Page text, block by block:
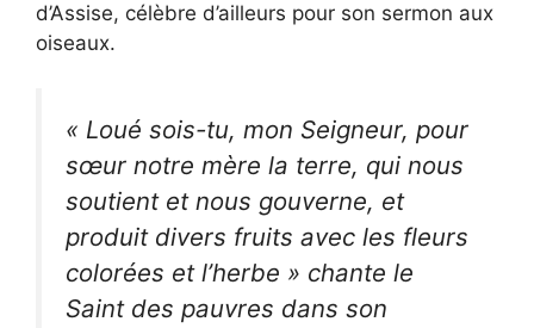
d’Assise, célèbre d’ailleurs pour son sermon aux
oiseaux.
« Loué sois-tu, mon Seigneur, pour
sœur notre mère la terre, qui nous
soutient et nous gouverne, et
produit divers fruits avec les fleurs
colorées et l’herbe » chante le
Saint des pauvres dans son